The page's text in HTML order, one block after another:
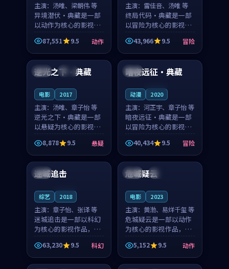
主演： 汤唯、梁朝伟 等
异境潜伏·典藏是一部
以动作为核心的影视作
品，围绕危机、反转与
人物成长展开，整体节
奏紧凑，值得推荐观
87,551 9.5 动作
主演： 雷佳音、汤唯 等
终局代码·典藏是一部
以冒险为核心的影视作
品，围绕危机、反转与
人物成长展开，整体节
奏紧凑，值得推荐观
43,966 9.5 冒险
日本 高分
逆光之下·典藏
电影 2017
主演： 汤唯、章子怡 等
逆光之下·典藏是一部
以悬疑为核心的影视作
品，围绕危机、反转与
人物成长展开，整体节
奏紧凑，值得推荐观
看。
8,878 9.5 悬疑
韩国
暗夜远征·典藏
动漫 2020
主演： 河正宇、章子怡 等
暗夜远征·典藏是一部
以冒险为核心的影视作
品，围绕危机、反转与
人物成长展开，整体节
奏紧凑，值得推荐观
看。
40,434 9.5 冒险
中国
迷城追击
综艺 2018
主演： 章子怡、张译 等
迷城追击是一部以科幻
为核心的影视作品，围
绕危机、反转与人物成
长展开，整体节奏紧
凑，值得推荐观看。
63,230 9.5 科幻
日本 热播
危城疑云
电影 2023
主演： 黄渤、易烊千玺 等
危城疑云是一部以动作
为核心的影视作品，围
绕危机、反转与人物成
长展开，整体节奏紧
凑，值得推荐观看。
5,152 9.5 动作